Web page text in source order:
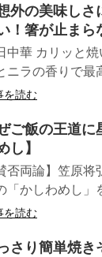
外の美味しさ
！箸が止まら
中華 カリッと
ニラの香りで最
を読む
ご飯の王道に
し】
否両論】笠原
「かしわめし」
を読む
さり簡単焼き